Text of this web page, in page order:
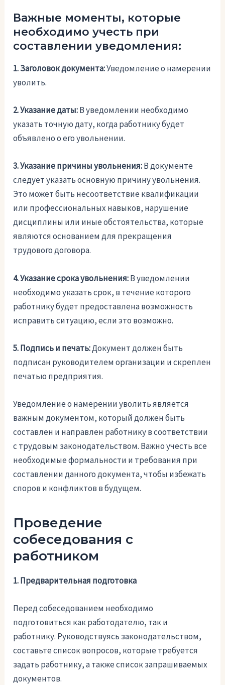
Важные моменты, которые
необходимо учесть при
составлении уведомления:
1. Заголовок документа:Уведомление о намерении
уволить.
2. Указание даты:В уведомлении необходимо
указать точную дату, когда работнику будет
объявлено о его увольнении.
3. Указание причины увольнения:В документе
следует указать основную причину увольнения.
Это может быть несоответствие квалификации
или профессиональных навыков, нарушение
дисциплины или иные обстоятельства, которые
являются основанием для прекращения
трудового договора.
4. Указание срока увольнения:В уведомлении
необходимо указать срок, в течение которого
работнику будет предоставлена возможность
исправить ситуацию, если это возможно.
5. Подпись и печать:Документ должен быть
подписан руководителем организации и скреплен
печатью предприятия.
Уведомление о намерении уволить является
важным документом, который должен быть
составлен и направлен работнику в соответствии
с трудовым законодательством. Важно учесть все
необходимые формальности и требования при
составлении данного документа, чтобы избежать
споров и конфликтов в будущем.
Проведение
собеседования с
работником
1. Предварительная подготовка
Перед собеседованием необходимо
подготовиться как работодателю, так и
работнику. Руководствуясь законодательством,
составьте список вопросов, которые требуется
задать работнику, а также список запрашиваемых
документов.